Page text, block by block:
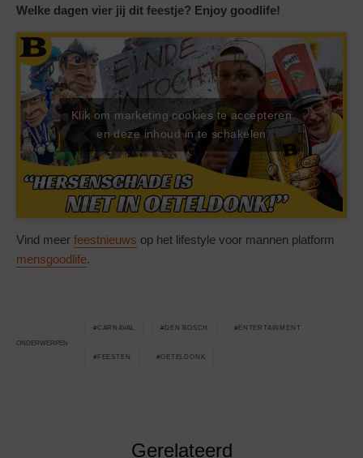
Welke dagen vier jij dit feestje? Enjoy goodlife!
Klik om marketing cookies te accepteren
en deze inhoud in te schakelen
Vind meer feestnieuws op het lifestyle voor mannen platform
mensgoodlife.
ONDERWERPEN
CARNAVAL DEN BOSCH ENTERTAINMENT
FEESTEN OETELDONK
Gerelateerd